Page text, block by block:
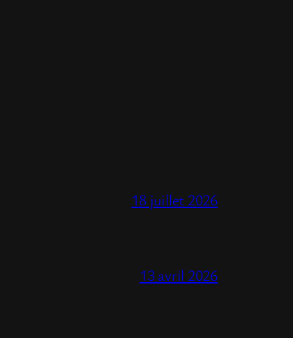
18 juillet 2026
13 avril 2026